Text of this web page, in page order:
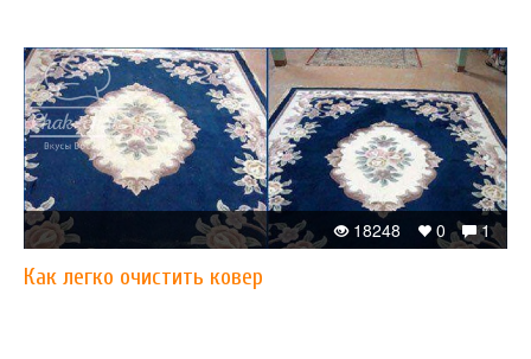
1
0
18248
Как легко очистить ковер